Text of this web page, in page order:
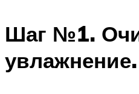
Шаг №1.
увлажнение.